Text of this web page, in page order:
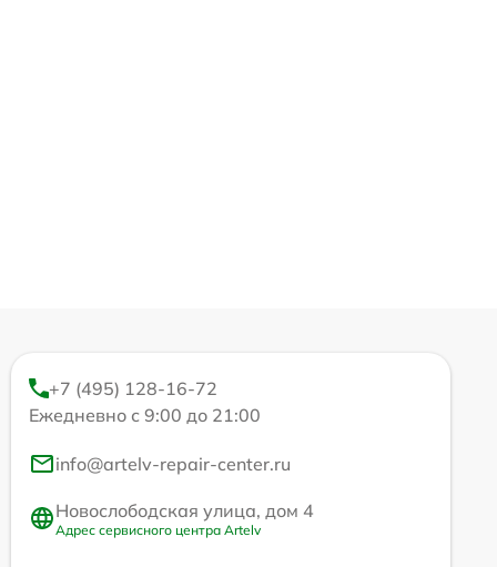
+7 (495) 128-16-72
Ежедневно с 9:00 до 21:00
info@artelv-repair-center.ru
Новослободская улица, дом 4
Адрес сервисного центра Artelv